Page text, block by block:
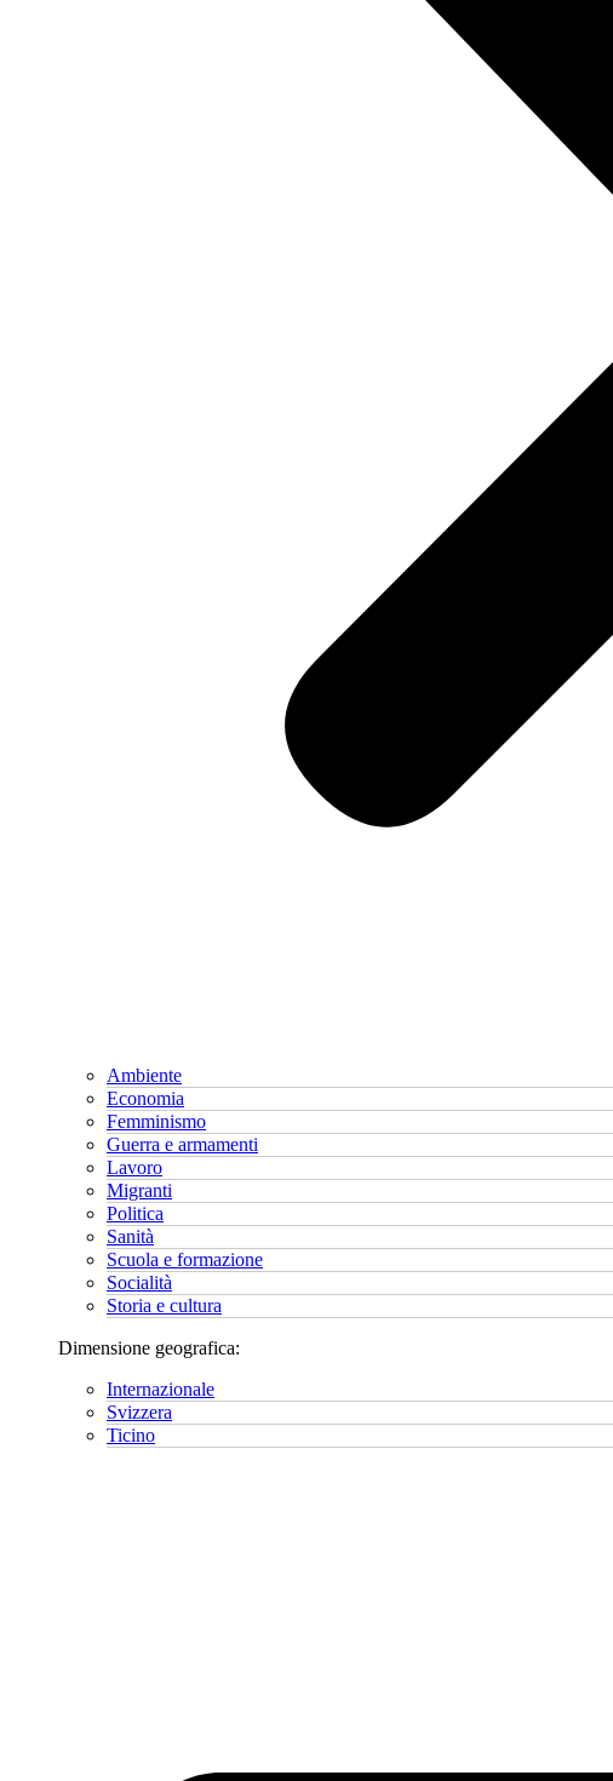
Ambiente
Economia
Femminismo
Guerra e armamenti
Lavoro
Migranti
Politica
Sanità
Scuola e formazione
Socialità
Storia e cultura
Dimensione geografica:
Internazionale
Svizzera
Ticino